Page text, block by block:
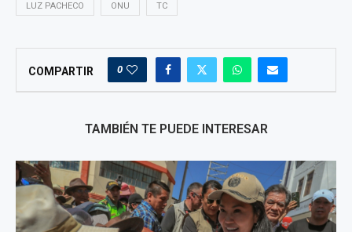
LUZ PACHECO ONU TC
COMPARTIR 0
TAMBIÉN TE PUEDE INTERESAR